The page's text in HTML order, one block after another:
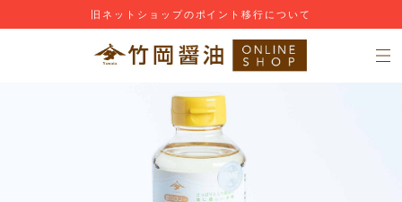
旧ネットショップのポイント移行について